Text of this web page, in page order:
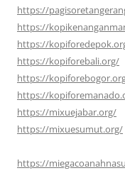
https://
https://
https://
https://kopiforebali.org/
https://
https://
https://mixuejabar.org/
https://mixuesumut.org/
https://